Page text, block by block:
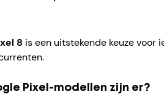
8 is een uitstekende keuze
Pixel-modellen zijn er?